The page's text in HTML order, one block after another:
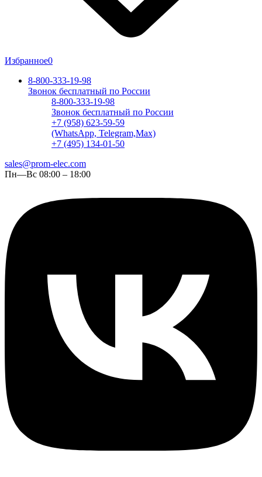
Избранное0
8-800-333-19-98
Звонок бесплатный по России
8-800-333-19-98
Звонок бесплатный по России
+7 (958) 623-59-59
(WhatsApp, Telegram,Max)
+7 (495) 134-01-50
sales@prom-elec.com
Пн—Вс 08:00 – 18:00